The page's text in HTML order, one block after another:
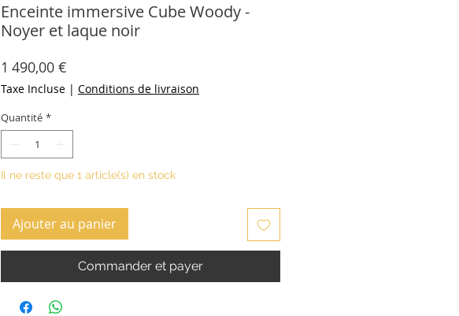
Enceinte immersive Cube Woody -
Noyer et laque noir
1 490,00 €
Taxe Incluse | Conditions de livraison
Quantité *
Il ne reste que 1 article(s) en stock
Ajouter au panier
Commander et payer